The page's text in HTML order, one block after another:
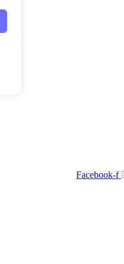
Facebook-f